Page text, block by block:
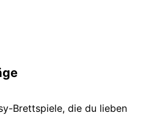
Brettspiele, die du lieben